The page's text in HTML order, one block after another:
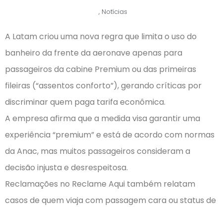
, Notícias
A Latam criou uma nova regra que limita o uso do
banheiro da frente da aeronave apenas para
passageiros da cabine Premium ou das primeiras
fileiras (“assentos conforto”), gerando críticas por
discriminar quem paga tarifa econômica.
A empresa afirma que a medida visa garantir uma
experiência “premium” e está de acordo com normas
da Anac, mas muitos passageiros consideram a
decisão injusta e desrespeitosa.
Reclamações no Reclame Aqui também relatam
casos de quem viaja com passagem cara ou status de